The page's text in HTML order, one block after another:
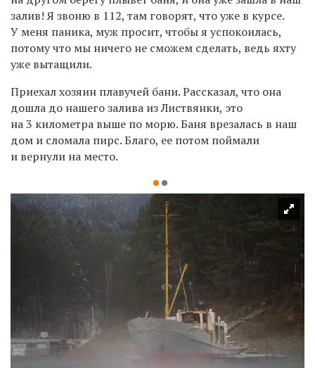
залив! Я звоню в 112, там говорят, что уже в курсе.
У меня паника, муж просит, чтобы я успокоилась,
потому что мы ничего не сможем сделать, ведь яхту
уже вытащили.
Приехал хозяин плавучей бани. Рассказал, что она
дошла до нашего залива из Листвянки, это
на 3 километра выше по морю. Баня врезалась в наш
дом и сломала пирс. Благо, ее потом поймали
и вернули на место.